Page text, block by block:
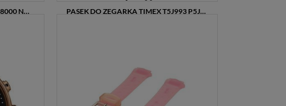
ZEGAREK MĘSKI TIMEX TW2R98000 NA BRANSOLECIE SUPERNOVA CHRONO PASEK DO ZEGARKA TIMEX T5J993 P5J993 ORYGINALNY TIMEX